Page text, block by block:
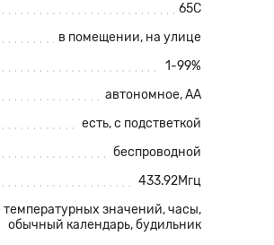
65С
в помещении, на улице
1-99%
автономное, АА
есть, с подстветкой
беспроводной
433.92Мгц
температурных значений, часы,
обычный календарь, будильник